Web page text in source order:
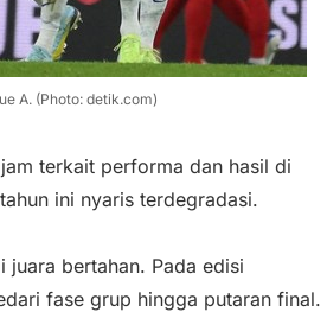
A. (Photo: detik.com)
terkait performa dan hasil di
ini nyaris terdegradasi.
juara bertahan. Pada edisi
fase grup hingga putaran final.